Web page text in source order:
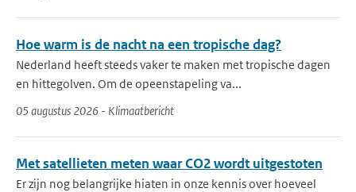
Hoe warm is de nacht na een tropische dag?
Nederland heeft steeds vaker te maken met tropische dagen
en hittegolven. Om de opeenstapeling va...
05 augustus 2026 - Klimaatbericht
Met satellieten meten waar CO2 wordt uitgestoten
Er zijn nog belangrijke hiaten in onze kennis over hoeveel